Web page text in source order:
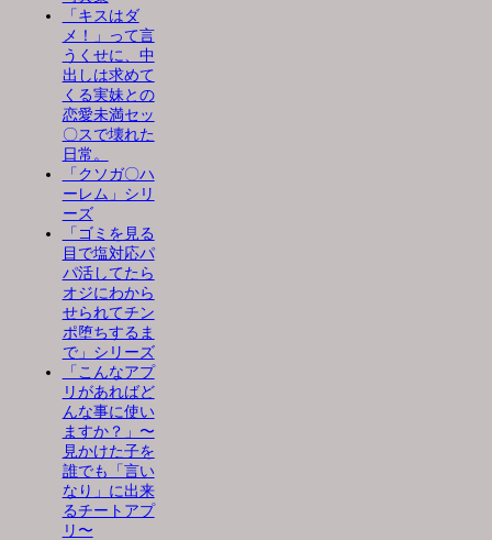
「キスはダ
メ！」って言
うくせに、中
出しは求めて
くる実妹との
恋愛未満セッ
〇スで壊れた
日常。
「クソガ〇ハ
ーレム」シリ
ーズ
「ゴミを見る
目で塩対応パ
パ活してたら
オジにわから
せられてチン
ポ堕ちするま
で」シリーズ
「こんなアプ
リがあればど
んな事に使い
ますか？」〜
見かけた子を
誰でも「言い
なり」に出来
るチートアプ
リ〜